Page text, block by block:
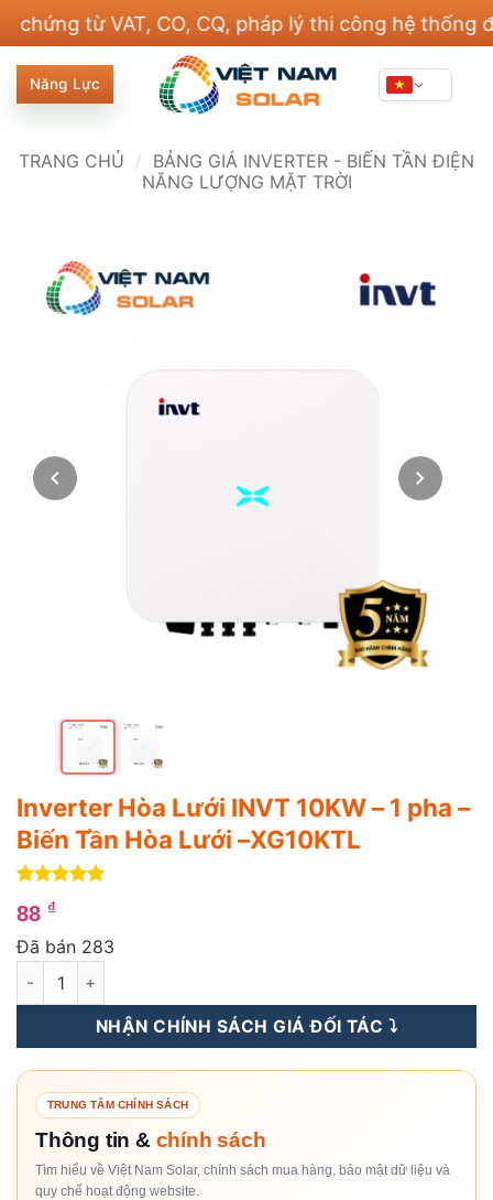
nội
dung
từ VAT, CO, CQ, pháp lý thi công hệ thống điện
Năng Lực
TRANG CHỦ / BẢNG GIÁ INVERTER - BIẾN TẦN ĐIỆN
NĂNG LƯỢNG MẶT TRỜI
Inverter Hòa Lưới INVT 10KW – 1 pha –
Biến Tần Hòa Lưới –XG10KTL
trên 5
dựa trên
88 ₫
Đã bán 283
Inverter Hòa Lưới INVT 10KW – 1 pha – Biến Tần Hòa Lưới
NHẬN CHÍNH SÁCH GIÁ ĐỐI TÁC ⤵️
TRUNG TÂM CHÍNH SÁCH
Thông tin & chính sách
Tìm hiểu về Việt Nam Solar, chính sách mua hàng, bảo mật dữ liệu và
quy chế hoạt động website.